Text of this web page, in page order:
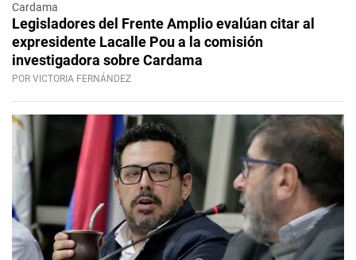
Cardama
Legisladores del Frente Amplio evalúan citar al
expresidente Lacalle Pou a la comisión
investigadora sobre Cardama
POR VICTORIA FERNÁNDEZ